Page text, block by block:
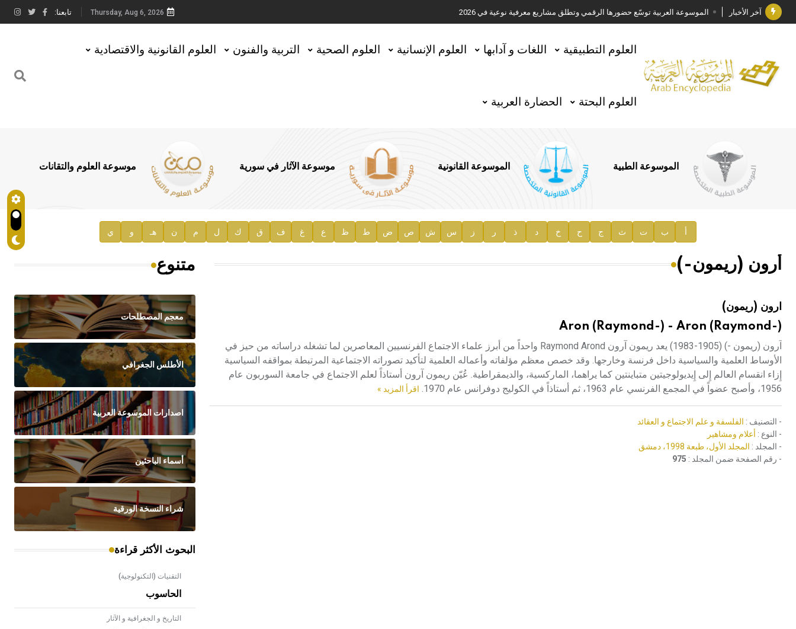
آخر الأخبار الموسوعة العربية توسّع حضورها الرقمي وتطلق مشاريع معرفية نوعية في 2026
جائزة مجمع الملك سلمان العالمي للغة العربية 2025
الأستاذ إياد خالد الطباع مدير عام لهيئة الموسوعة العربية
السيد محمد ياسين صالح وزيرا للثقافة
توصيات مجلس الإدارة
صدور المجلد السابع من موسوعة الآثار في سورية
إعلان..
هيئة الموسوعة العربية تطلق موسوعات جديدة في عام 2026
Thursday, Aug 6, 2026 تابعنا:
العلوم التطبيقية اللغات و آدابها العلوم الإنسانية العلوم الصحية التربية والفنون العلوم القانونية والاقتصادية
العلوم البحتة الحضارة العربية
الموسوعة الطبية الموسوعة القانونية موسوعة الآثار في سورية موسوعة العلوم والتقانات
أ ب ت ث ج ح خ د ذ ر ز س ش ص ض ط ظ ع غ ف ق ك ل م ن هـ و ي
أرون (ريمون-)
ارون (ريمون)
Aron (Raymond-) - Aron (Raymond-)
آرون (ريمون -) (1905-1983) يعد ريمون آرون Raymond Arond واحداً من أبرز علماء الاجتماع الفرنسيين المعاصرين لما تشغله دراساته من حيز في
الأوساط العلمية والسياسية داخل فرنسة وخارجها. وقد خصص معظم مؤلفاته وأعماله العلمية لتأكيد تصوراته الاجتماعية المرتبطة بمواقفه السياسية
إِزاء انقسام العالم إِلى إِيديولوجيتين متباينتين كما يراهما، الماركسية، والديمقراطية. عُيّن ريمون آرون أستاذاً لعلم الاجتماع في جامعة السوربون عام
1956، وأصبح عضواً في المجمع الفرنسي عام 1963، ثم أستاذاً في الكوليج دوفرانس عام 1970.
اقرأ المزيد »
- التصنيف : الفلسفة و علم الاجتماع و العقائد
- النوع : أعلام ومشاهير
- المجلد : المجلد الأول، طبعة 1998، دمشق
- رقم الصفحة ضمن المجلد : 975
متنوع
معجم المصطلحات
الأطلس الجغرافي
اصدارات الموسوعة العربية
أسماء الباحثين
شراء النسخة الورقية
البحوث الأكثر قراءة
التقنيات (التكنولوجية)
الحاسوب
التاريخ و الجغرافية و الآثار